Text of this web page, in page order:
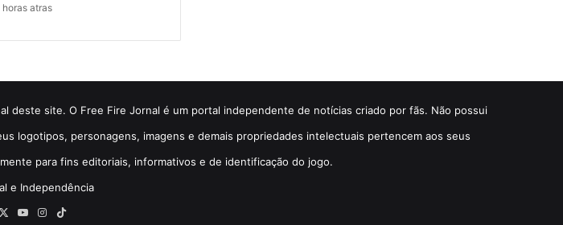
horas atras
site. O Free Fire Jornal é um portal independente de notícias criado por fãs. Não possui
logotipos, personagens, imagens e demais propriedades intelectuais pertencem aos seus
para fins editoriais, informativos e de identificação do jogo.
e Independência
X YouTubeInstagram
TikTok